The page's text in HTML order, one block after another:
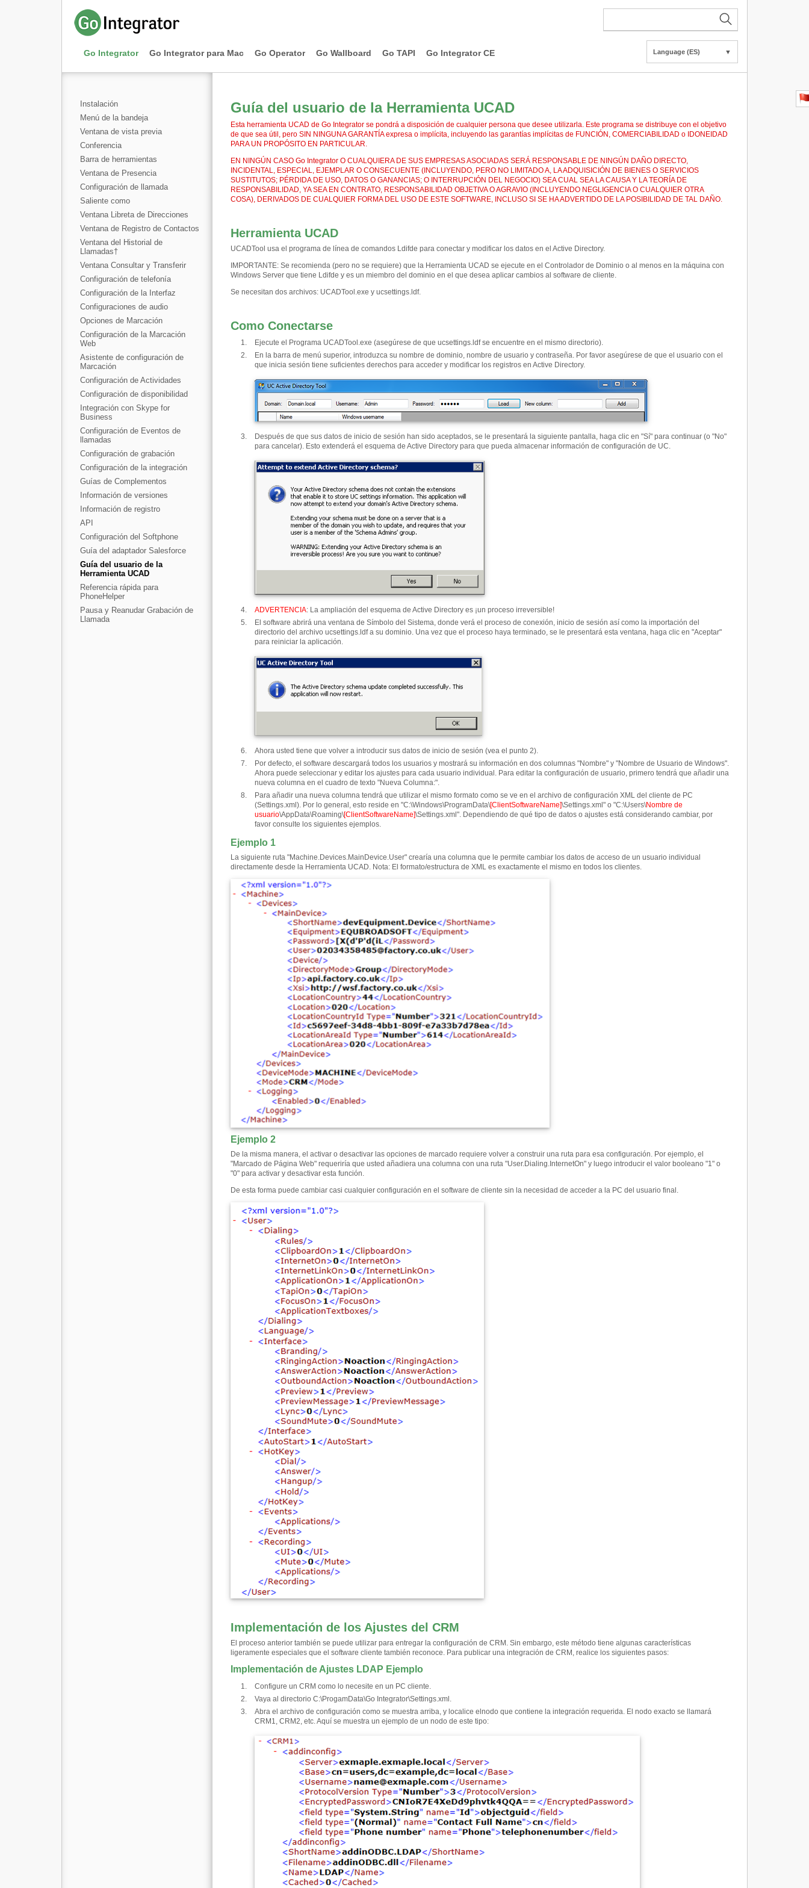
Go Integrator Go Integrator para Mac Go Operator Go Wallboard Go TAPI Go Integrator CE Language (ES) ▼
Instalación
Menú de la bandeja
Ventana de vista previa
Conferencia
Barra de herramientas
Ventana de Presencia
Configuración de llamada
Saliente como
Ventana Libreta de Direcciones
Ventana de Registro de Contactos
Ventana del Historial de
Llamadas†
Ventana Consultar y Transferir
Configuración de telefonía
Configuración de la Interfaz
Configuraciones de audio
Opciones de Marcación
Configuración de la Marcación
Web
Asistente de configuración de
Marcación
Configuración de Actividades
Configuración de disponibilidad
Integración con Skype for
Business
Configuración de Eventos de
llamadas
Configuración de grabación
Configuración de la integración
Guías de Complementos
Información de versiones
Información de registro
API
Configuración del Softphone
Guía del adaptador Salesforce
Guía del usuario de la
Herramienta UCAD
Referencia rápida para
PhoneHelper
Pausa y Reanudar Grabación de
Llamada
Guía del usuario de la Herramienta UCAD
Esta herramienta UCAD de Go Integrator se pondrá a disposición de cualquier persona que desee utilizarla. Este programa se distribuye con el objetivo
de que sea útil, pero SIN NINGUNA GARANTÍA expresa o implícita, incluyendo las garantías implícitas de FUNCIÓN, COMERCIABILIDAD o IDONEIDAD
PARA UN PROPÓSITO EN PARTICULAR.
EN NINGÚN CASO Go Integrator O CUALQUIERA DE SUS EMPRESAS ASOCIADAS SERÁ RESPONSABLE DE NINGÚN DAÑO DIRECTO,
INCIDENTAL, ESPECIAL, EJEMPLAR O CONSECUENTE (INCLUYENDO, PERO NO LIMITADO A, LA ADQUISICIÓN DE BIENES O SERVICIOS
SUSTITUTOS; PÉRDIDA DE USO, DATOS O GANANCIAS; O INTERRUPCIÓN DEL NEGOCIO) SEA CUAL SEA LA CAUSA Y LA TEORÍA DE
RESPONSABILIDAD, YA SEA EN CONTRATO, RESPONSABILIDAD OBJETIVA O AGRAVIO (INCLUYENDO NEGLIGENCIA O CUALQUIER OTRA
COSA), DERIVADOS DE CUALQUIER FORMA DEL USO DE ESTE SOFTWARE, INCLUSO SI SE HA ADVERTIDO DE LA POSIBILIDAD DE TAL DAÑO.
Herramienta UCAD
UCADTool usa el programa de línea de comandos Ldifde para conectar y modificar los datos en el Active Directory.
IMPORTANTE: Se recomienda (pero no se requiere) que la Herramienta UCAD se ejecute en el Controlador de Dominio o al menos en la máquina con
Windows Server que tiene Ldifde y es un miembro del dominio en el que desea aplicar cambios al software de cliente.
Se necesitan dos archivos: UCADTool.exe y ucsettings.ldf.
Como Conectarse
Ejecute el Programa UCADTool.exe (asegúrese de que ucsettings.ldf se encuentre en el mismo directorio).
En la barra de menú superior, introduzca su nombre de dominio, nombre de usuario y contraseña. Por favor asegúrese de que el usuario con el
que inicia sesión tiene suficientes derechos para acceder y modificar los registros en Active Directory.
Después de que sus datos de inicio de sesión han sido aceptados, se le presentará la siguiente pantalla, haga clic en "Sí" para continuar (o "No"
para cancelar). Esto extenderá el esquema de Active Directory para que pueda almacenar información de configuración de UC.
ADVERTENCIA: La ampliación del esquema de Active Directory es ¡un proceso irreversible!
El software abrirá una ventana de Símbolo del Sistema, donde verá el proceso de conexión, inicio de sesión así como la importación del
directorio del archivo ucsettings.ldf a su dominio. Una vez que el proceso haya terminado, se le presentará esta ventana, haga clic en "Aceptar"
para reiniciar la aplicación.
Ahora usted tiene que volver a introducir sus datos de inicio de sesión (vea el punto 2).
Por defecto, el software descargará todos los usuarios y mostrará su información en dos columnas "Nombre" y "Nombre de Usuario de Windows".
Ahora puede seleccionar y editar los ajustes para cada usuario individual. Para editar la configuración de usuario, primero tendrá que añadir una
nueva columna en el cuadro de texto "Nueva Columna:".
Para añadir una nueva columna tendrá que utilizar el mismo formato como se ve en el archivo de configuración XML del cliente de PC
(Settings.xml). Por lo general, esto reside en "C:\Windows\ProgramData\[ClientSoftwareName]\Settings.xml" o "C:\Users\Nombre de
usuario\AppData\Roaming\[ClientSoftwareName]\Settings.xml". Dependiendo de qué tipo de datos o ajustes está considerando cambiar, por
favor consulte los siguientes ejemplos.
Ejemplo 1
La siguiente ruta "Machine.Devices.MainDevice.User" crearía una columna que le permite cambiar los datos de acceso de un usuario individual
directamente desde la Herramienta UCAD. Nota: El formato/estructura de XML es exactamente el mismo en todos los clientes.
Ejemplo 2
De la misma manera, el activar o desactivar las opciones de marcado requiere volver a construir una ruta para esa configuración. Por ejemplo, el
"Marcado de Página Web" requeriría que usted añadiera una columna con una ruta "User.Dialing.InternetOn" y luego introducir el valor booleano "1" o
"0" para activar y desactivar esta función.
De esta forma puede cambiar casi cualquier configuración en el software de cliente sin la necesidad de acceder a la PC del usuario final.
Implementación de los Ajustes del CRM
El proceso anterior también se puede utilizar para entregar la configuración de CRM. Sin embargo, este método tiene algunas características
ligeramente especiales que el software cliente también reconoce. Para publicar una integración de CRM, realice los siguientes pasos:
Implementación de Ajustes LDAP Ejemplo
Configure un CRM como lo necesite en un PC cliente.
Vaya al directorio C:\ProgamData\Go Integrator\Settings.xml.
Abra el archivo de configuración como se muestra arriba, y localice el nodo que contiene la integración requerida. El nodo exacto se llamará
CRM1, CRM2, etc. Aquí se muestra un ejemplo de un nodo de este tipo: